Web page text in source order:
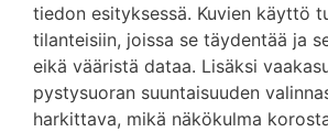
tiedon esityksessä. Kuvien käyttö
tilanteisiin, joissa se täydentää ja
eikä vääristä dataa. Lisäksi
pystysuoran suuntaisuuden
harkittava, mikä näkökulma